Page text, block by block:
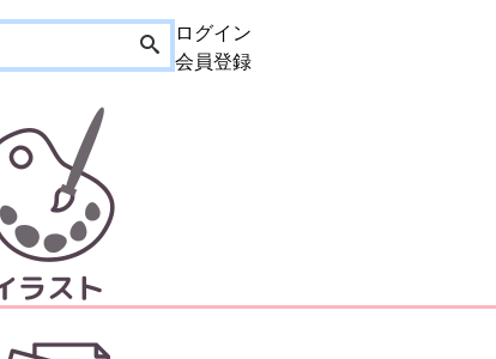
ログイン
会員登録